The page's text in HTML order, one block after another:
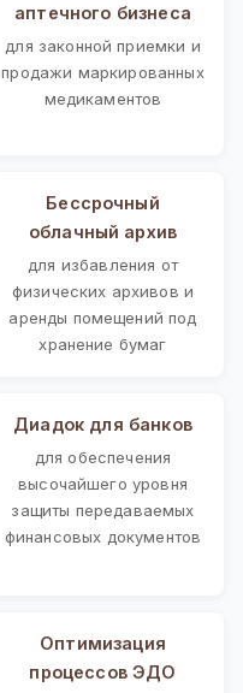
аптечного бизнеса
для законной приемки и
продажи маркированных
медикаментов
Бессрочный
облачный архив
для избавления от
физических архивов и
аренды помещений под
хранение бумаг
Диадок для банков
для обеспечения
высочайшего уровня
защиты передаваемых
финансовых документов
Оптимизация
процессов ЭДО